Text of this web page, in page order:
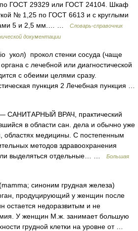
ГОСТ 29329 или ГОСТ 24104. Шкаф
№ 1,25 по ГОСТ 6613 и с круглыми
5 и 2,5 мм.… …
Словарь-справочник
документации
укол) прокол стенки сосуда (чаще
с лечебной или диагностической
с обеими целями сразу.
пункция 2 Лечебная пункция …
САНИТАРНЫЙ ВРАЧ, практический
в области сан. дела и обычно уже
областях медицины. С постепенным
методов здравоохранения
выделяться отдельные… …
Большая
синоним грудная железа)
продуцирующий у женщин после
остается недоразвитым и не
У женщин М.ж. занимает большую
грудной клетки на уровне от …